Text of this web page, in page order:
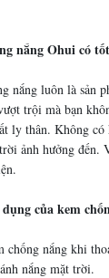
nắng Ohui có
nắng luôn là sản
trội mà bạn
ly thân. Không có
ảnh hưởng đến.
dụng của kem
chống nắng khi
nắng mặt trời.